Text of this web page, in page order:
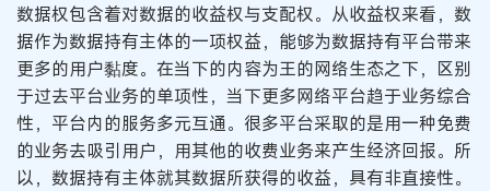
数据权包含着对数据的收益权与支配权。从收益权来看，数
据作为数据持有主体的一项权益，能够为数据持有平台带来
更多的用户黏度。在当下的内容为王的网络生态之下，区别
于过去平台业务的单项性，当下更多网络平台趋于业务综合
性，平台内的服务多元互通。很多平台采取的是用一种免费
的业务去吸引用户，用其他的收费业务来产生经济回报。所
以，数据持有主体就其数据所获得的收益，具有非直接性。